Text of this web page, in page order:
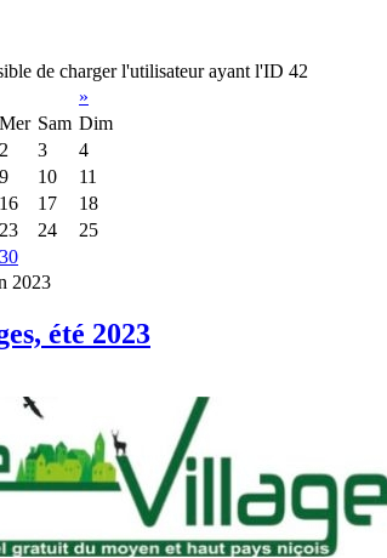
de charger l'utilisateur ayant l'ID 42
»
Mer Sam Dim
2 3
4
9 10
11
16 17
18
23 24
25
30
2023
été 2023